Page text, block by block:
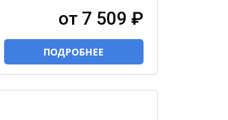
от 7 509 ₽
ПОДРОБНЕЕ